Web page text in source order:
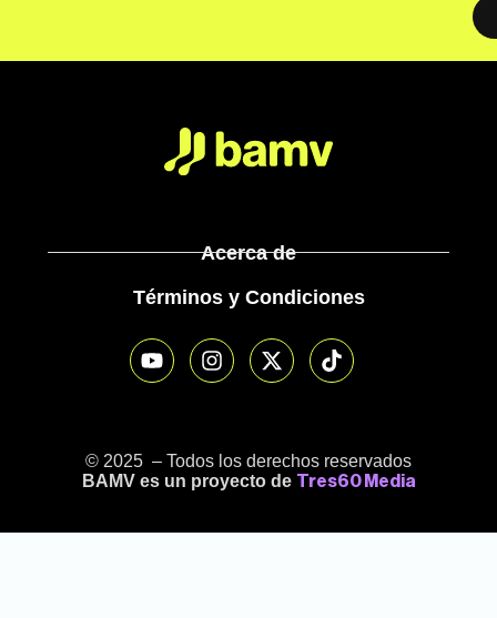
Acerca de
Términos y Condiciones
© 2025 – Todos los derechos reservados
BAMV es un proyecto de Tres60 Media